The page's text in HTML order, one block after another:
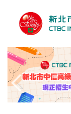
內
容
區